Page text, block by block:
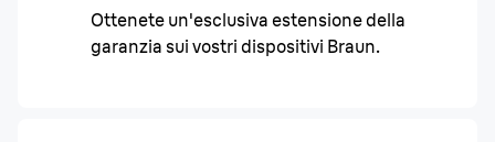
Ottenete un'esclusiva estensione della
garanzia sui vostri dispositivi Braun.